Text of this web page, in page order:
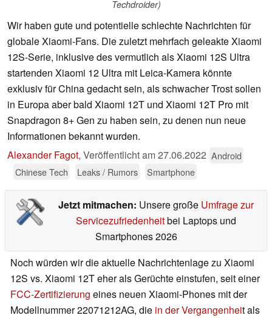
Techdroider)
Wir haben gute und potentielle schlechte Nachrichten für
globale Xiaomi-Fans. Die zuletzt mehrfach geleakte Xiaomi
12S-Serie, inklusive des vermutlich als Xiaomi 12S Ultra
startenden Xiaomi 12 Ultra mit Leica-Kamera könnte
exklusiv für China gedacht sein, als schwacher Trost sollen
in Europa aber bald Xiaomi 12T und Xiaomi 12T Pro mit
Snapdragon 8+ Gen zu haben sein, zu denen nun neue
Informationen bekannt wurden.
Alexander Fagot, Veröffentlicht am27.06.2022 Android
Chinese Tech
Leaks / Rumors Smartphone
Jetzt mitmachen: Unsere große Umfrage zur
Servicezufriedenheitbei Laptops und
Smartphones 2026
Noch würden wir die aktuelle Nachrichtenlage zu Xiaomi
12S vs. Xiaomi 12T eher als Gerüchte einstufen, seit einer
FCC-Zertifizierung eines neuen Xiaomi-Phones mit der
Modellnummer 22071212AG, die in der Vergangenheit als